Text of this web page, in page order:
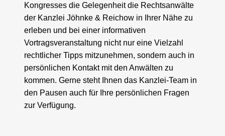
Kongresses die Gelegenheit die Rechtsanwälte
der Kanzlei Jöhnke & Reichow in Ihrer Nähe zu
erleben und bei einer informativen
Vortragsveranstaltung nicht nur eine Vielzahl
rechtlicher Tipps mitzunehmen, sondern auch in
persönlichen Kontakt mit den Anwälten zu
kommen. Gerne steht Ihnen das Kanzlei-Team in
den Pausen auch für Ihre persönlichen Fragen
zur Verfügung.